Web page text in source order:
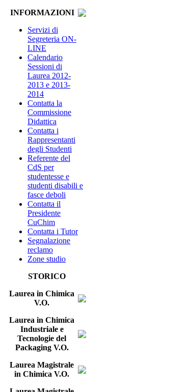
INFORMAZIONI
Servizi di
Segreteria ON-
LINE
Calendario
Sessioni di
Laurea 2012-
2013 e 2013-
2014
Contatta la
Commissione
Didattica
Contatta i
Rappresentanti
degli Studenti
Referente del
CdS per
studentesse e
studenti disabili e
fasce deboli
Contatta il
Presidente
CuChim
Contatta i Tutor
Segnalazione
reclamo
Zone studio
STORICO
Laurea in Chimica
V.O.
Laurea in Chimica
Industriale e
Tecnologie del
Packaging V.O.
Laurea Magistrale
in Chimica V.O.